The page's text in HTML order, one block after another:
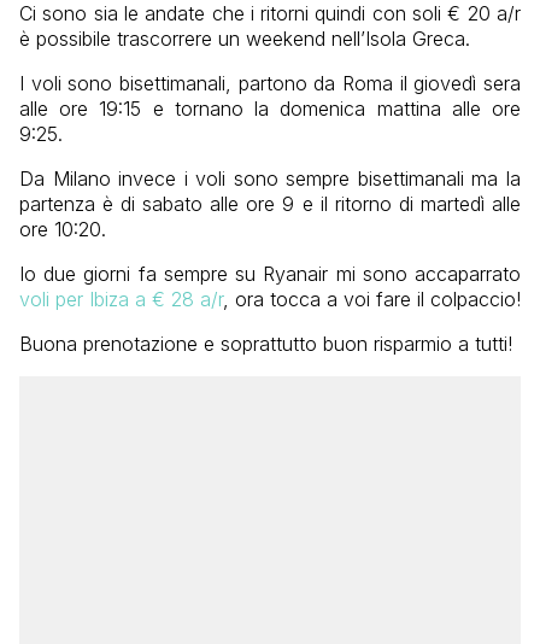
Ci sono sia le andate che i ritorni quindi con soli € 20 a/r
è possibile trascorrere un weekend nell’Isola Greca.
I voli sono bisettimanali, partono da Roma il giovedì sera
alle ore 19:15 e tornano la domenica mattina alle ore
9:25.
Da Milano invece i voli sono sempre bisettimanali ma la
partenza è di sabato alle ore 9 e il ritorno di martedì alle
ore 10:20.
Io due giorni fa sempre su Ryanair mi sono accaparrato
voli per Ibiza a € 28 a/r, ora tocca a voi fare il colpaccio!
Buona prenotazione e soprattutto buon risparmio a tutti!